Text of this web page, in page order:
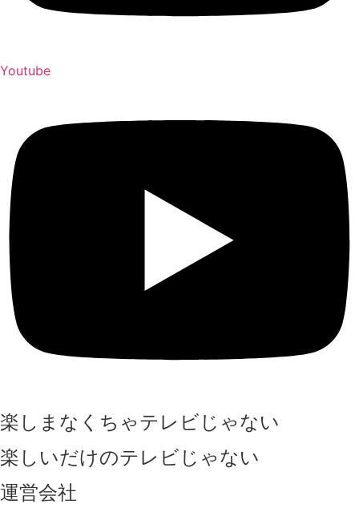
Youtube
楽しまなくちゃテレビじゃない
楽しいだけのテレビじゃない
運営会社